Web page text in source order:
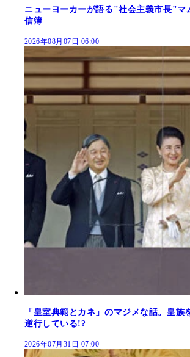
ニューヨーカーが語る"社会主義市長"マ
信簿
2026年08月07日 06:00
「皇室典範とカネ」のマジメな話。皇族
逆行している!?
2026年07月31日 07:00